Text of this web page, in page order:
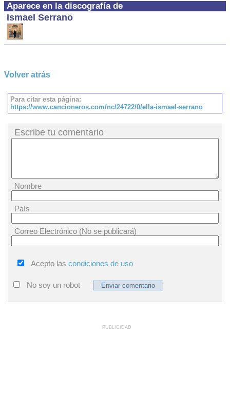
Aparece en la discografía de
Ismael Serrano
Volver atrás
Para citar esta página:
https://www.cancioneros.com/nc/24722/0/ella-ismael-serrano
Escribe tu comentario
Nombre
País
Correo Electrónico (No se publicará)
Acepto las condiciones de uso
No soy un robot
PUBLICIDAD